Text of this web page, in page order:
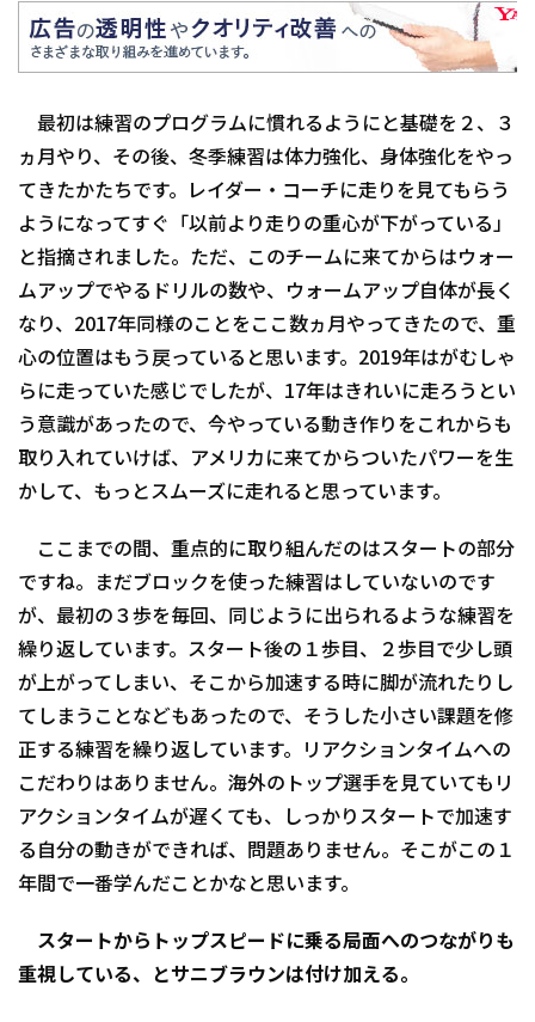
最初は練習のプログラムに慣れるようにと基礎を２、３
ヵ月やり、その後、冬季練習は体力強化、身体強化をやっ
てきたかたちです。レイダー・コーチに走りを見てもらう
ようになってすぐ「以前より走りの重心が下がっている」
と指摘されました。ただ、このチームに来てからはウォー
ムアップでやるドリルの数や、ウォームアップ自体が長く
なり、2017年同様のことをここ数ヵ月やってきたので、重
心の位置はもう戻っていると思います。2019年はがむしゃ
らに走っていた感じでしたが、17年はきれいに走ろうとい
う意識があったので、今やっている動き作りをこれからも
取り入れていけば、アメリカに来てからついたパワーを生
かして、もっとスムーズに走れると思っています。
ここまでの間、重点的に取り組んだのはスタートの部分
ですね。まだブロックを使った練習はしていないのです
が、最初の３歩を毎回、同じように出られるような練習を
繰り返しています。スタート後の１歩目、２歩目で少し頭
が上がってしまい、そこから加速する時に脚が流れたりし
てしまうことなどもあったので、そうした小さい課題を修
正する練習を繰り返しています。リアクションタイムへの
こだわりはありません。海外のトップ選手を見ていてもリ
アクションタイムが遅くても、しっかりスタートで加速す
る自分の動きができれば、問題ありません。そこがこの１
年間で一番学んだことかなと思います。
スタートからトップスピードに乗る局面へのつながりも
重視している、とサニブラウンは付け加える。